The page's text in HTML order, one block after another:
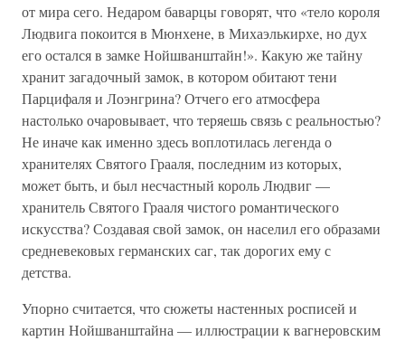
от мира сего. Недаром баварцы говорят, что «тело короля
Людвига покоится в Мюнхене, в Михаэлькирхе, но дух
его остался в замке Нойшванштайн!». Какую же тайну
хранит загадочный замок, в котором обитают тени
Парцифаля и Лоэнгрина? Отчего его атмосфера
настолько очаровывает, что теряешь связь с реальностью?
Не иначе как именно здесь воплотилась легенда о
хранителях Святого Грааля, последним из которых,
может быть, и был несчастный король Людвиг —
хранитель Святого Грааля чистого романтического
искусства? Создавая свой замок, он населил его образами
средневековых германских саг, так дорогих ему с
детства.
Упорно считается, что сюжеты настенных росписей и
картин Нойшванштайна — иллюстрации к вагнеровским